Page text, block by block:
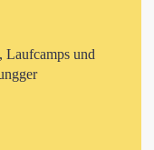
Laufcamps und